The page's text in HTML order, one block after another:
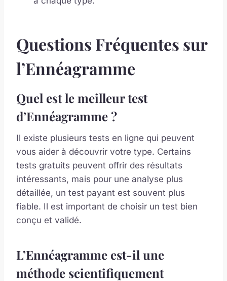
Questions Fréquentes sur
l’Ennéagramme
Quel est le meilleur test
d’Ennéagramme ?
Il existe plusieurs tests en ligne qui peuvent
vous aider à découvrir votre type. Certains
tests gratuits peuvent offrir des résultats
intéressants, mais pour une analyse plus
détaillée, un test payant est souvent plus
fiable. Il est important de choisir un test bien
conçu et validé.
L’Ennéagramme est-il une
méthode scientifiquement